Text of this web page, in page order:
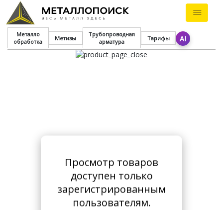
Металло
обработка
Метизы
Трубопроводная
арматура
Тарифы AI
Просмотр товаров
доступен только
зарегистрированным
пользователям.